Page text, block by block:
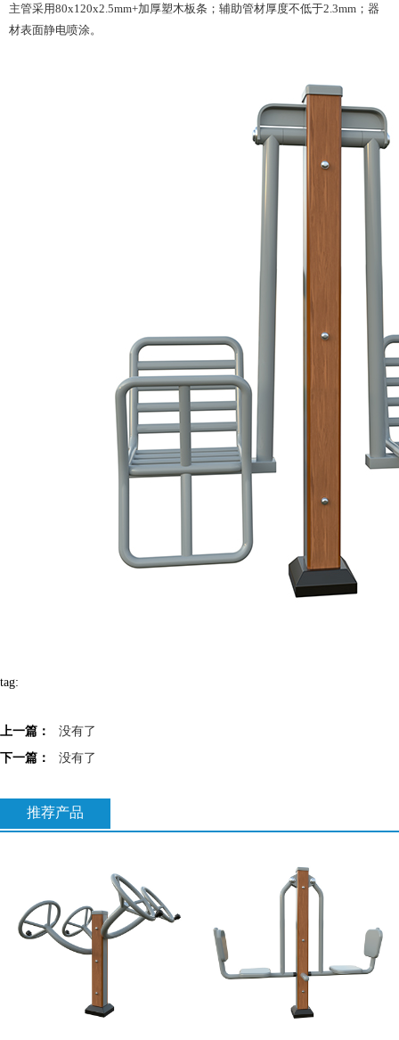
主管采用80x120x2.5mm+加厚塑木板条；辅助管材厚度不低于2.3mm；器
材表面静电喷涂。
tag:
上一篇：
没有了
下一篇：
没有了
推荐产品